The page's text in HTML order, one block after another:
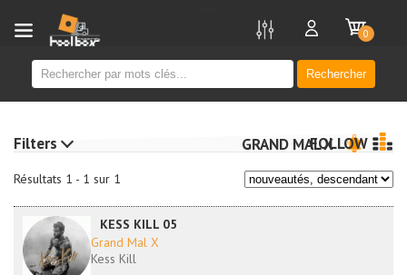
Rechercher
0
Résultats 1 - 1 sur 1
GRAND MAL XFOLLOW
KESS KILL 05
Grand Mal X
Kess Kill
Filters